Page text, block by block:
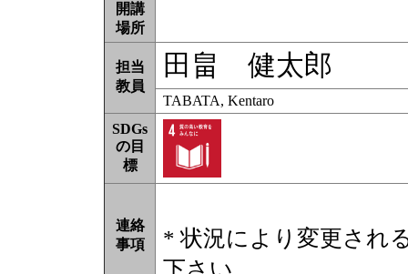
開講
場所
担当
教員
田畠 健太郎
TABATA, Kentaro
SDGs
の目
標
連絡
事項
* 状況により変更され
下さい